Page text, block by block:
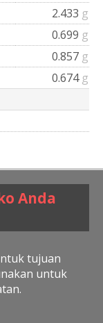
2.433 g
0.699 g
0.857 g
0.674 g
Anda
tujuan
untuk